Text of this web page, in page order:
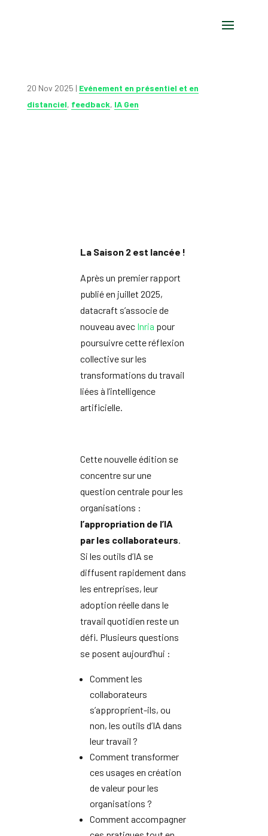
20 Nov 2025 | Evénement en présentiel et en
distanciel, feedback, IA Gen
La Saison 2 est lancée !
Après un premier rapport
publié en juillet 2025,
datacraft s’associe de
nouveau avec Inria pour
poursuivre cette réflexion
collective sur les
transformations du travail
liées à l’intelligence
artificielle.
Cette nouvelle édition se
concentre sur une
question centrale pour les
organisations :
l’appropriation de l’IA
par les collaborateurs.
Si les outils d’IA se
diffusent rapidement dans
les entreprises, leur
adoption réelle dans le
travail quotidien reste un
défi. Plusieurs questions
se posent aujourd’hui :
Comment les
collaborateurs
s’approprient-ils, ou
non, les outils d’IA dans
leur travail ?
Comment transformer
ces usages en création
de valeur pour les
organisations ?
Comment accompagner